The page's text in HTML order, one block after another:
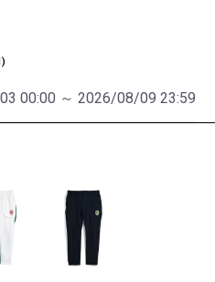
00:00 ～ 2026/08/09 23:59